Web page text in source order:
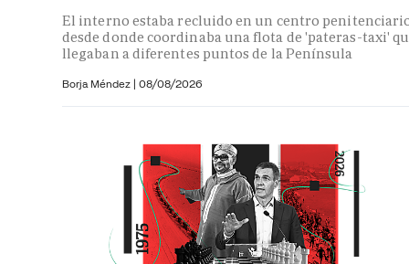
El interno estaba recluido en un centro
desde donde coordinaba una flota de 'pateras-taxi'
llegaban a diferentes puntos de la Península
Borja Méndez | 08/08/2026